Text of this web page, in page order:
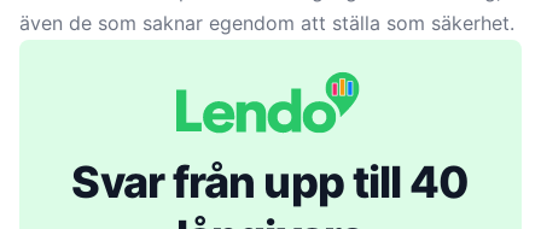
även de som saknar egendom att ställa som säkerhet.
Svar från upp till 40